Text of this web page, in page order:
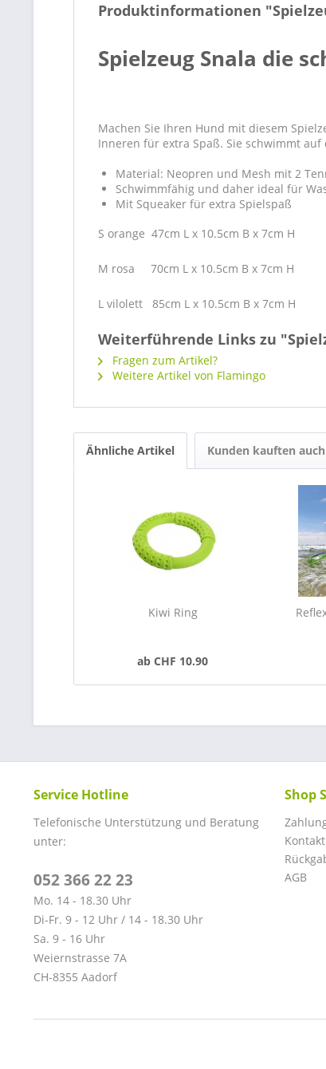
Produktinformationen
Spielzeug Snala die
Machen Sie Ihren Hund mit diesem
Inneren für extra Spaß. Sie schwimmt
Material: Neopren und Mesh mit 2
Schwimmfähig und daher ideal für
Mit Squeaker für extra Spielspaß
S orange 47cm L x 10.5cm B x 7cm H
M rosa 70cm L x 10.5cm B x 7cm H
L vilolett 85cm L x 10.5cm B x 7cm H
Weiterführende Links zu
Fragen zum Artikel?
Weitere Artikel von Flamingo
Ähnliche Artikel Kunden kauften auch
Kiwi Ring
ab CHF 10.90
Service Hotline
Telefonische Unterstützung und Beratung
unter:
052 366 22 23
Mo. 14 - 18.30 Uhr
Di-Fr. 9 - 12 Uhr / 14 - 18.30 Uhr
Sa. 9 - 16 Uhr
Weiernstrasse 7A
CH-8355 Aadorf
Shop
Kontakt
AGB